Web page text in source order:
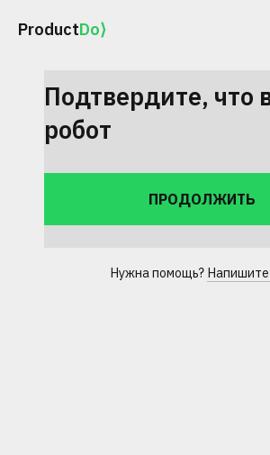
ProductDo⟩
Подтвердите, что
робот
Нужна помощь?